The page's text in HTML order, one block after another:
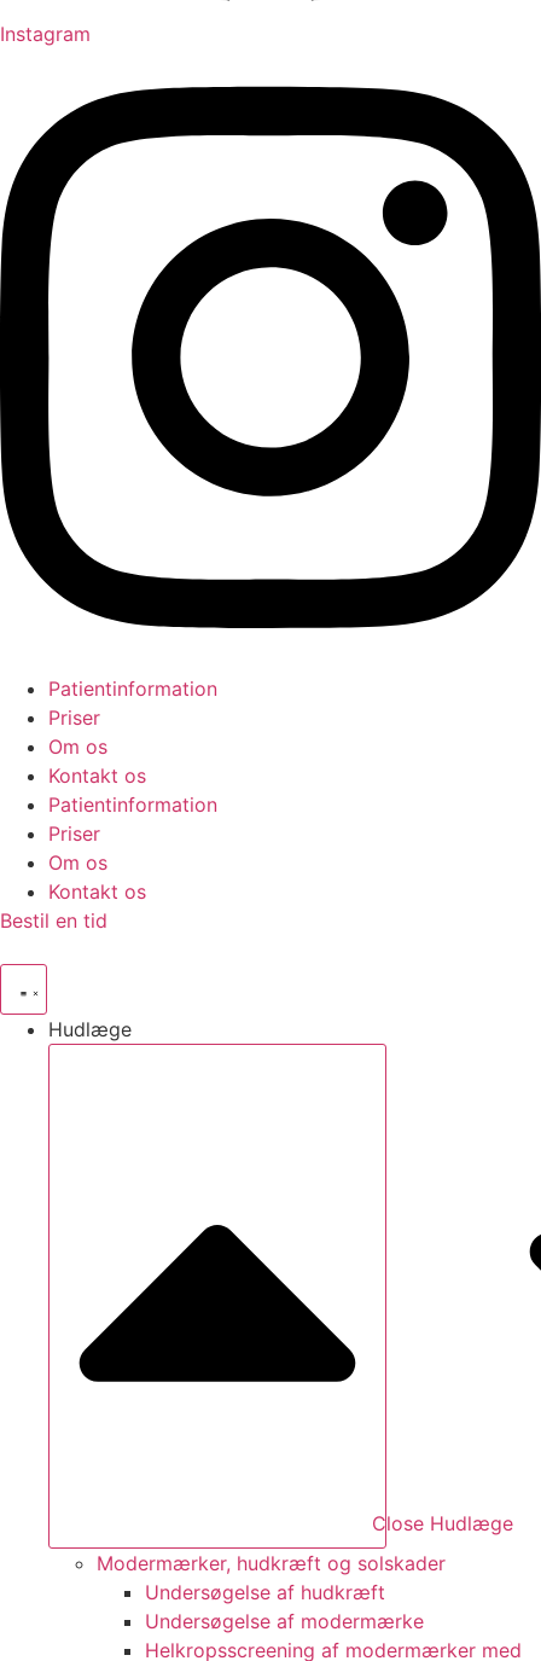
Instagram
Patientinformation
Priser
Om os
Kontakt os
Patientinformation
Priser
Om os
Kontakt os
Bestil en tid
Hudlæge
Close Hudlæge
Modermærker, hudkræft og solskader
Undersøgelse af hudkræft
Undersøgelse af modermærke
Helkropsscreening af modermærker med